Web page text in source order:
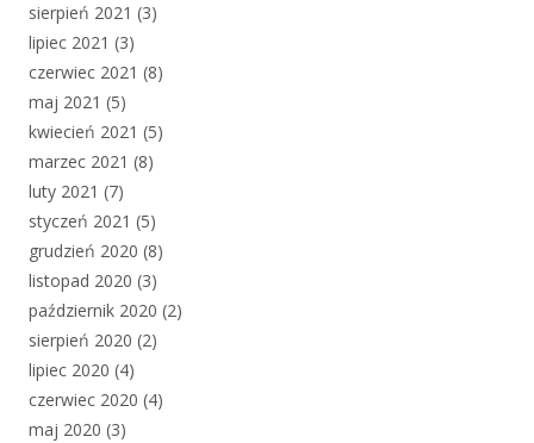
sierpień 2021 (3)
lipiec 2021 (3)
czerwiec 2021 (8)
maj 2021 (5)
kwiecień 2021 (5)
marzec 2021 (8)
luty 2021 (7)
styczeń 2021 (5)
grudzień 2020 (8)
listopad 2020 (3)
październik 2020 (2)
sierpień 2020 (2)
lipiec 2020 (4)
czerwiec 2020 (4)
maj 2020 (3)